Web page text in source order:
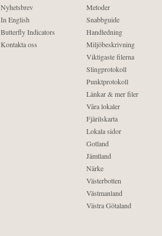
Nyhetsbrev
In English
Butterfly Indicators
Kontakta oss
Metoder
Snabbguide
Handledning
Miljöbeskrivning
Viktigaste filerna
Slingprotokoll
Punktprotokoll
Länkar & mer filer
Våra lokaler
Fjärilskarta
Lokala sidor
Gotland
Jämtland
Närke
Västerbotten
Västmanland
Västra Götaland